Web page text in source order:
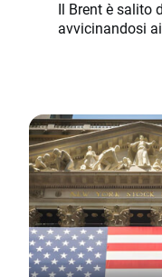
Il Brent è salito
avvicinandosi